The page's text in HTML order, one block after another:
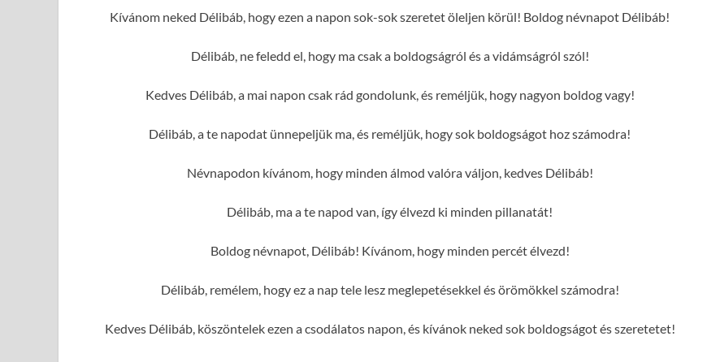
Kívánom neked Délibáb, hogy ezen a napon sok-sok szeretet öleljen körül! Boldog névnapot Délibáb!
Délibáb, ne feledd el, hogy ma csak a boldogságról és a vidámságról szól!
Kedves Délibáb, a mai napon csak rád gondolunk, és reméljük, hogy nagyon boldog vagy!
Délibáb, a te napodat ünnepeljük ma, és reméljük, hogy sok boldogságot hoz számodra!
Névnapodon kívánom, hogy minden álmod valóra váljon, kedves Délibáb!
Délibáb, ma a te napod van, így élvezd ki minden pillanatát!
Boldog névnapot, Délibáb! Kívánom, hogy minden percét élvezd!
Délibáb, remélem, hogy ez a nap tele lesz meglepetésekkel és örömökkel számodra!
Kedves Délibáb, köszöntelek ezen a csodálatos napon, és kívánok neked sok boldogságot és szeretetet!